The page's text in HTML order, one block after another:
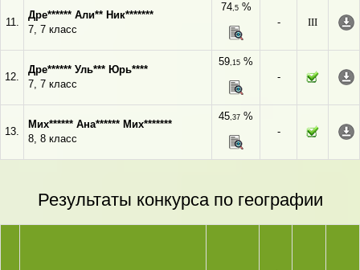
11.
Дре****** Али** Ник*******
7, 7 класс
74,5%
-
III
12.
Дре****** Уль*** Юрь****
7, 7 класс
59,15 %
-
13.
Мих****** Ана****** Мих*******
8, 8 класс
45,37 %
-
Результаты конкурса по географии